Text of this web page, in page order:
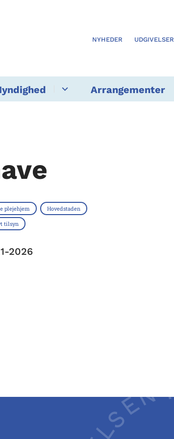
NYHEDER UDGIVELSER
Arrangementer
plejehjem Hovedstaden
tilsyn
2026